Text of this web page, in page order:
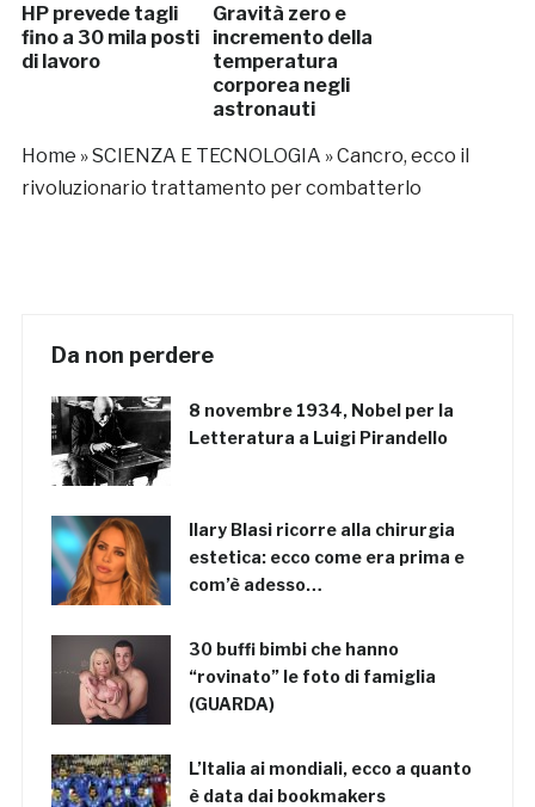
HP prevede tagli
fino a 30 mila posti
di lavoro
Gravità zero e
incremento della
temperatura
corporea negli
astronauti
Home »SCIENZA E TECNOLOGIA »Cancro, ecco il
rivoluzionario trattamento per combatterlo
Da non perdere
8 novembre 1934, Nobel per la
Letteratura a Luigi Pirandello
Ilary Blasi ricorre alla chirurgia
estetica: ecco come era prima e
com’è adesso…
30 buffi bimbi che hanno
“rovinato” le foto di famiglia
(GUARDA)
L’Italia ai mondiali, ecco a quanto
è data dai bookmakers